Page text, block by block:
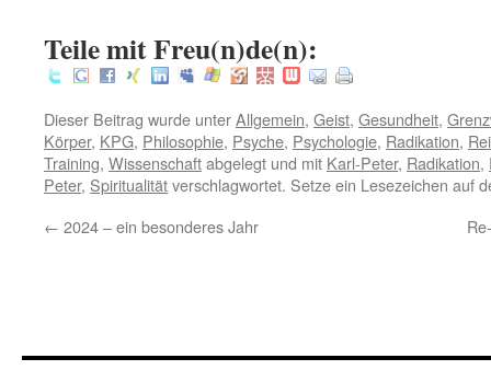
Teile mit Freu(n)de(n):
Dieser Beitrag wurde unterAllgemein, Geist, Gesundheit,
Körper, KPG, Philosophie, Psyche, Psychologie, Radikation,
Training, Wissenschaftabgelegt und mit Karl-Peter, Radikation,
Peter, Spiritualitätverschlagwortet. Setze ein Lesezeichen auf
← 2024 – ein besonderes Jahr